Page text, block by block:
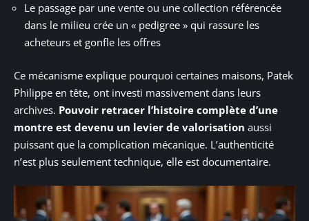
Le passage par une vente ou une collection référencée
dans le milieu crée un « pedigree » qui rassure les
acheteurs et gonfle les offres
Ce mécanisme explique pourquoi certaines maisons, Patek
Philippe en tête, ont investi massivement dans leurs
archives. Pouvoir retracer l’histoire complète d’une
montre est devenu un levier de valorisation aussi
puissant que la complication mécanique. L’authenticité
n’est plus seulement technique, elle est documentaire.